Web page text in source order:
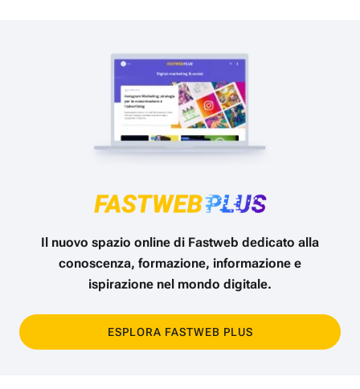
Il nuovo spazio online di Fastweb dedicato alla
conoscenza, formazione, informazione e
ispirazione nel mondo digitale.
ESPLORA FASTWEB PLUS